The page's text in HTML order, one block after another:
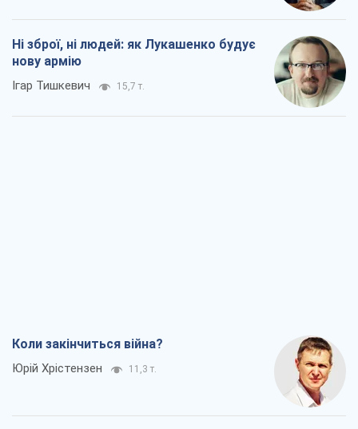
Ні зброї, ні людей: як Лукашенко будує
нову армію
Ігар Тишкевич 15,7 т.
Коли закінчиться війна?
Юрій Хрістензен 11,3 т.